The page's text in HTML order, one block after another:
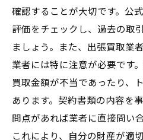
確認することが大切です。公
評価をチェックし、過去の取
ましょう。また、出張買取業
業者には特に注意が必要です
買取金額が不当であったり、
あります。契約書類の内容を
問点があれば業者に直接問い
これにより、自分の財産が適